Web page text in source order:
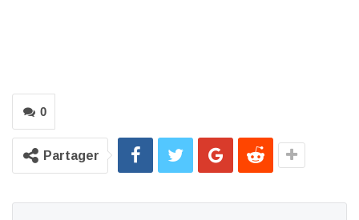
0
Partager